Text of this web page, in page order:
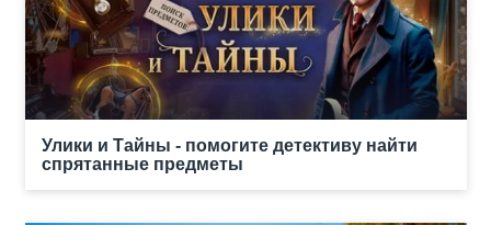
Улики и Тайны - помогите детективу найти
спрятанные предметы